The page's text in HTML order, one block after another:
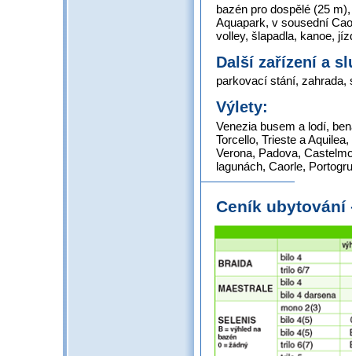
bazén pro dospělé (25
Aquapark, v sousední
volley, šlapadla, kanoe,
Další zařízení a
parkovací stání, zahrada,
Výlety:
Venezia busem a lodí,
Torcello, Trieste a
Verona, Padova,
lagunách, Caorle,
Ceník